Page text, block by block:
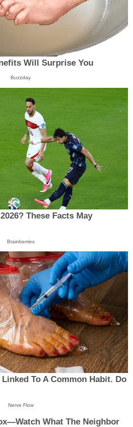
Will Surprise You
Buzzday
These Facts May
Brainberries
To A Common Habit. Do
Nerve Flow
What The Neighbor